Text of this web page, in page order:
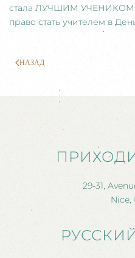
стала ЛУЧШИМ УЧЕНИКОМ
право стать учителем в
НАЗАД
29-31,
Nice,